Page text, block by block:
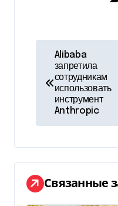
и
г
а
ц
Alibaba
запретила
сотрудникам
использовать
инструмент
Anthropic
Связанные